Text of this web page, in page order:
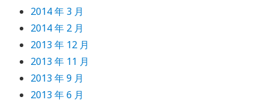
2014 年 3 月
2014 年 2 月
2013 年 12 月
2013 年 11 月
2013 年 9 月
2013 年 6 月